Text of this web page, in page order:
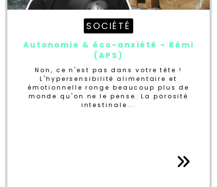
SOCIÉTÉ
Autonomie & éco-anxiété - Rémi
(APS)
Non, ce n'est pas dans votre tête !
L'hypersensibilité alimentaire et
émotionnelle ronge beaucoup plus de
monde qu'on ne le pense. La porosité
intestinale...